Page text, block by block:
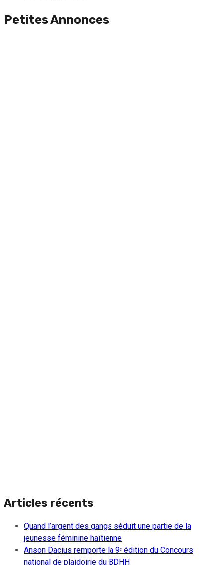
Petites Annonces
Articles récents
Quand l’argent des gangs séduit une partie de la
jeunesse féminine haïtienne
Anson Dacius remporte la 9ᵉ édition du Concours
national de plaidoirie du BDHH